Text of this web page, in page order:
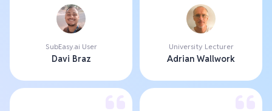
University Lecturer
Adrian Wallwork
SubEasy.ai User
Davi Braz